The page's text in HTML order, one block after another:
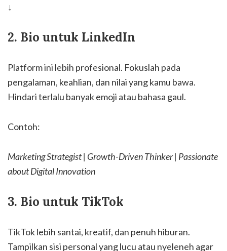
↓
2. Bio untuk LinkedIn
Platform ini lebih profesional. Fokuslah pada
pengalaman, keahlian, dan nilai yang kamu bawa.
Hindari terlalu banyak emoji atau bahasa gaul.
Contoh:
Marketing Strategist | Growth-Driven Thinker | Passionate
about Digital Innovation
3. Bio untuk TikTok
TikTok lebih santai, kreatif, dan penuh hiburan.
Tampilkan sisi personal yang lucu atau nyeleneh agar